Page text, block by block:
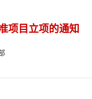
项目立项的通知